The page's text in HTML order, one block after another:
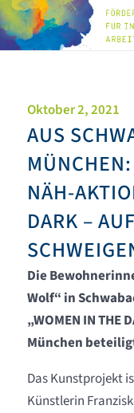
Zum
Inhalt
springen
Oktober 2, 2021
AUS
NÄH-
DARK –
Die
Wolf“ in
„WOMEN IN THE
München
Das Kunstprojekt
Künstlerin